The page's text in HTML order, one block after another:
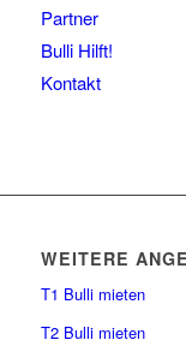
Partner
Bulli Hilft!
Kontakt
WEITERE
T1 Bulli mieten
T2 Bulli mieten